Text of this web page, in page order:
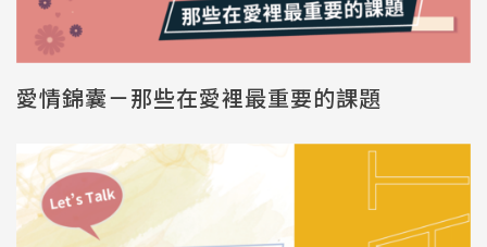
愛情錦囊－那些在愛裡最重要的課題